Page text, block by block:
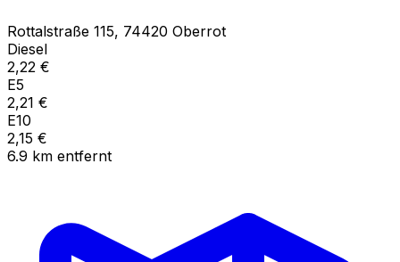
Rottalstraße 115, 74420 Oberrot
Diesel
2,22 €
E5
2,21 €
E10
2,15 €
6.9 km entfernt